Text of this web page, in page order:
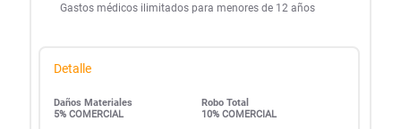
Gastos médicos ilimitados para menores de 12 años
Detalle
Daños Materiales
5% COMERCIAL
Robo Total
10% COMERCIAL